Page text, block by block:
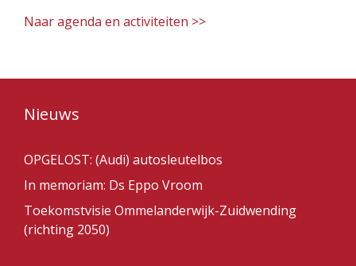
Naar agenda en activiteiten >>
Nieuws
OPGELOST: (Audi) autosleutelbos
In memoriam: Ds Eppo Vroom
Toekomstvisie Ommelanderwijk-Zuidwending
(richting 2050)